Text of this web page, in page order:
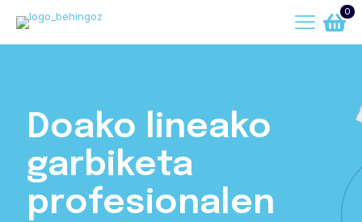
0
Doako lineako
garbiketa
profesionalen